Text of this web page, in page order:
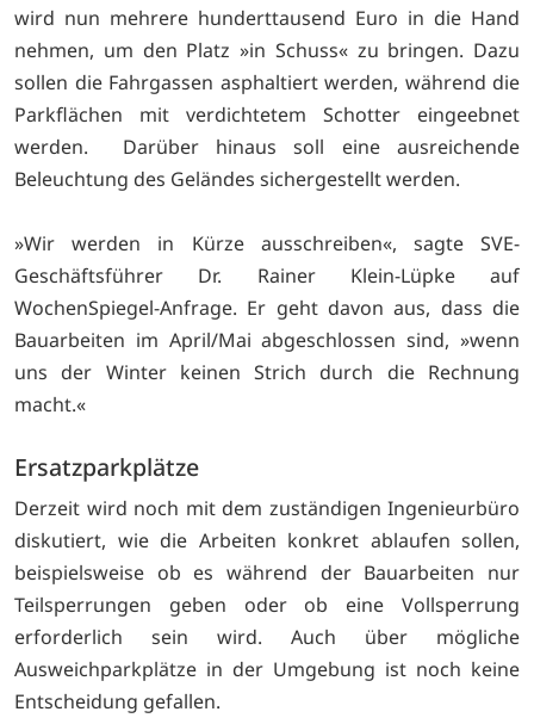
wird nun mehrere hunderttausend Euro in die Hand
nehmen, um den Platz »in Schuss« zu bringen. Dazu
sollen die Fahrgassen asphaltiert werden, während die
Parkflächen mit verdichtetem Schotter eingeebnet
werden. Darüber hinaus soll eine ausreichende
Beleuchtung des Geländes sichergestellt werden.
»Wir werden in Kürze ausschreiben«, sagte SVE-
Geschäftsführer Dr. Rainer Klein-Lüpke auf
WochenSpiegel-Anfrage. Er geht davon aus, dass die
Bauarbeiten im April/Mai abgeschlossen sind, »wenn
uns der Winter keinen Strich durch die Rechnung
macht.«
Ersatzparkplätze
Derzeit wird noch mit dem zuständigen Ingenieurbüro
diskutiert, wie die Arbeiten konkret ablaufen sollen,
beispielsweise ob es während der Bauarbeiten nur
Teilsperrungen geben oder ob eine Vollsperrung
erforderlich sein wird. Auch über mögliche
Ausweichparkplätze in der Umgebung ist noch keine
Entscheidung gefallen.